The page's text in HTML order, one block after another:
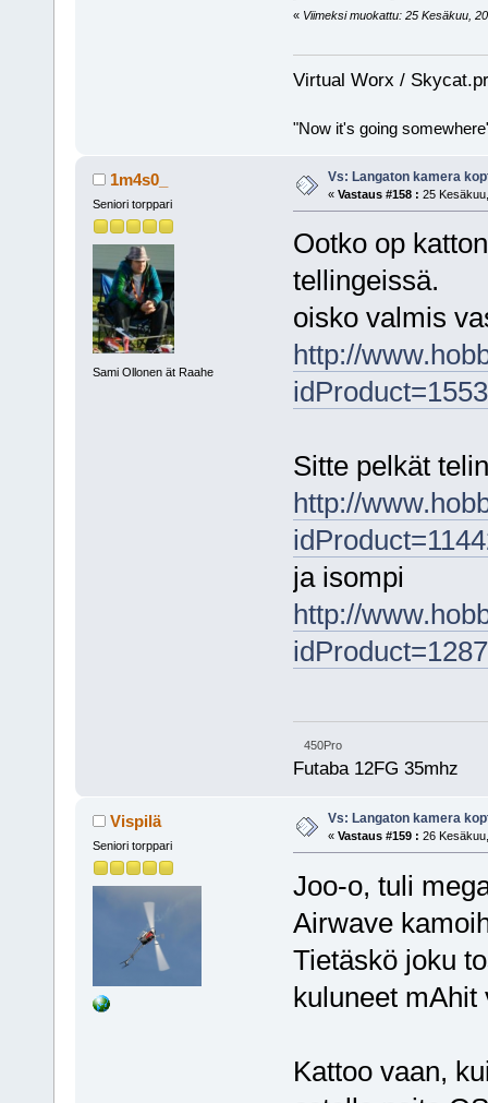
« Viimeksi muokattu: 25 Kesäkuu,
Virtual Worx /
"Now it's going
1m4s0_
Seniori torppari
Sami Ollonen ät Raahe
Vs: Langaton kamera
« Vastaus #158 : 25
Ootko op
tellingeissä.
oisko valmis
http://
Sitte pelkät
http://
ja isompi
http://
450Pro
Futaba 12FG 35mhz
Vispilä
Seniori torppari
Vs: Langaton kamera
« Vastaus #159 : 26
Joo-o, tuli
Airwave
Tietäskö joku
kuluneet mAhit
Kattoo vaan,